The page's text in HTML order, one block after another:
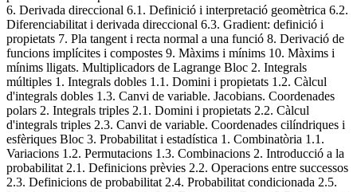
6. Derivada direccional 6.1. Definició i interpretació geomètrica 6.2.
Diferenciabilitat i derivada direccional 6.3. Gradient: definició i
propietats 7. Pla tangent i recta normal a una funció 8. Derivació de
funcions implícites i compostes 9. Màxims i mínims 10. Màxims i
mínims lligats. Multiplicadors de Lagrange Bloc 2. Integrals
múltiples 1. Integrals dobles 1.1. Domini i propietats 1.2. Càlcul
d'integrals dobles 1.3. Canvi de variable. Jacobians. Coordenades
polars 2. Integrals triples 2.1. Domini i propietats 2.2. Càlcul
d'integrals triples 2.3. Canvi de variable. Coordenades cilíndriques i
esfèriques Bloc 3. Probabilitat i estadística 1. Combinatòria 1.1.
Variacions 1.2. Permutacions 1.3. Combinacions 2. Introducció a la
probabilitat 2.1. Definicions prèvies 2.2. Operacions entre successos
2.3. Definicions de probabilitat 2.4. Probabilitat condicionada 2.5.